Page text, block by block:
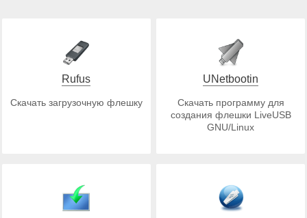
Rufus
Скачать загрузочную флешку
UNetbootin
Скачать программу для
создания флешки LiveUSB
GNU/Linux